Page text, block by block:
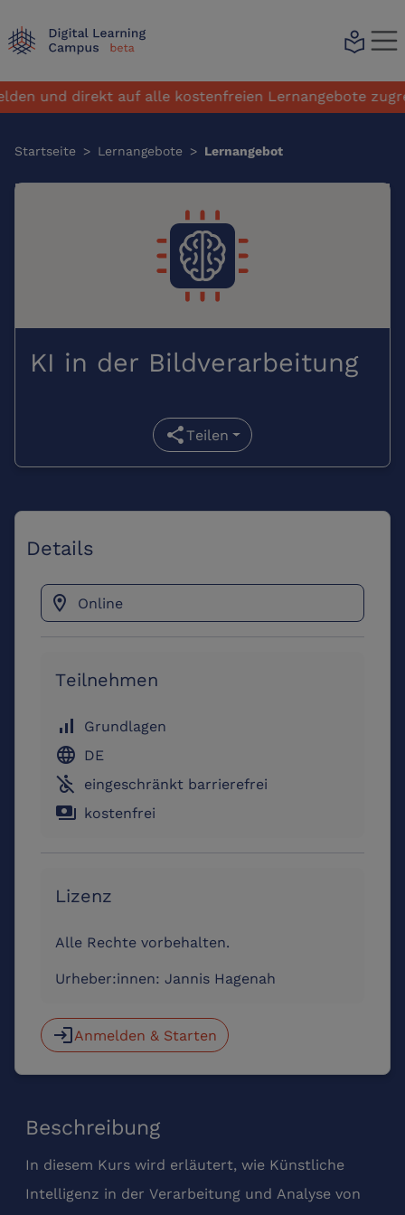
local_library
und direkt auf alle kostenfreien Lernangebote
Startseite > Lernangebote > Lernangebot
KI in der Bildverarbeitung
shareTeilen
Beschreibung
In diesem Kurs wird erläutert, wie Künstliche
Intelligenz in der Verarbeitung und Analyse von
Details
location_on Online
Teilnehmen
signal_cellular_alt Grundlagen
language DE
not_accessible eingeschränkt barrierefrei
payments kostenfrei
Lizenz
Alle Rechte vorbehalten.
Urheber:innen: Jannis Hagenah
loginAnmelden & Starten